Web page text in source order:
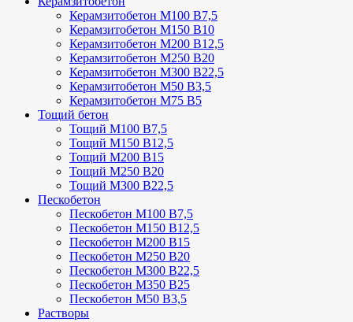
Керамзитобетон М100 В7,5
Керамзитобетон М150 В10
Керамзитобетон М200 В12,5
Керамзитобетон М250 В20
Керамзитобетон М300 В22,5
Керамзитобетон М50 В3,5
Керамзитобетон М75 В5
Тощий бетон
Тощий М100 В7,5
Тощий М150 В12,5
Тощий М200 В15
Тощий М250 В20
Тощий М300 В22,5
Пескобетон
Пескобетон М100 В7,5
Пескобетон М150 В12,5
Пескобетон М200 В15
Пескобетон М250 В20
Пескобетон М300 В22,5
Пескобетон М350 В25
Пескобетон М50 В3,5
Растворы